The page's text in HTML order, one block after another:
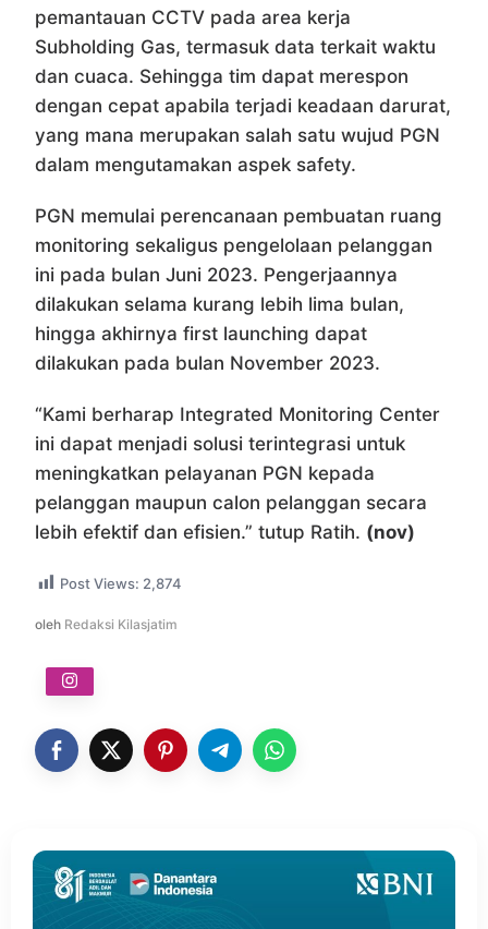
pemantauan CCTV pada area kerja
Subholding Gas, termasuk data terkait waktu
dan cuaca. Sehingga tim dapat merespon
dengan cepat apabila terjadi keadaan darurat,
yang mana merupakan salah satu wujud PGN
dalam mengutamakan aspek safety.
PGN memulai perencanaan pembuatan ruang
monitoring sekaligus pengelolaan pelanggan
ini pada bulan Juni 2023. Pengerjaannya
dilakukan selama kurang lebih lima bulan,
hingga akhirnya first launching dapat
dilakukan pada bulan November 2023.
“Kami berharap Integrated Monitoring Center
ini dapat menjadi solusi terintegrasi untuk
meningkatkan pelayanan PGN kepada
pelanggan maupun calon pelanggan secara
lebih efektif dan efisien.” tutup Ratih. (nov)
Post Views: 2,874
oleh Redaksi Kilasjatim